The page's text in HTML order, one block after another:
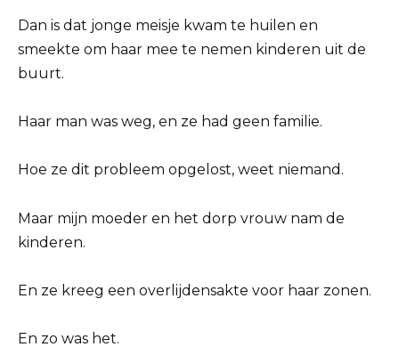
Dan is dat jonge meisje kwam te huilen en
smeekte om haar mee te nemen kinderen uit de
buurt.
Haar man was weg, en ze had geen familie.
Hoe ze dit probleem opgelost, weet niemand.
Maar mijn moeder en het dorp vrouw nam de
kinderen.
En ze kreeg een overlijdensakte voor haar zonen.
En zo was het.